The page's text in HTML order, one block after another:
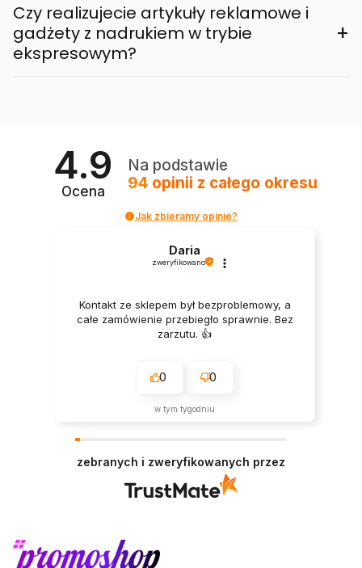
Czy realizujecie artykuły reklamowe i
gadżety z nadrukiem w trybie
ekspresowym?
+
4.9
Ocena
Na podstawie
94 opinii z całego okresu
Jak zbieramy opinie?
Daria
zweryfikowano
Kontakt ze sklepem był bezproblemowy, a
całe zamówienie przebiegło sprawnie. Bez
zarzutu. 👍️
0 0
w tym tygodniu
zebranych i zweryfikowanych przez